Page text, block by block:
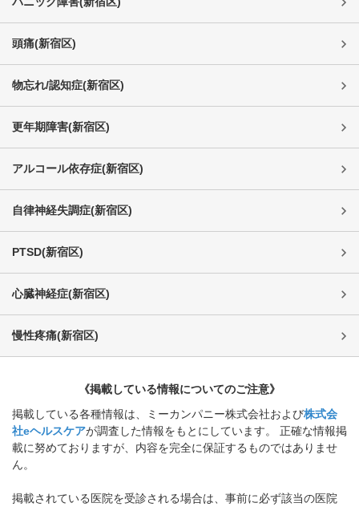
頭痛(新宿区)
物忘れ/認知症(新宿区)
更年期障害(新宿区)
アルコール依存症(新宿区)
自律神経失調症(新宿区)
PTSD(新宿区)
心臓神経症(新宿区)
慢性疼痛(新宿区)
《掲載している情報についてのご注意》
掲載している各種情報は、ミーカンパニー株式会社および株式会
社eヘルスケアが調査した情報をもとにしています。 正確な情報掲
載に努めておりますが、内容を完全に保証するものではありませ
ん。
掲載されている医院を受診される場合は、事前に必ず該当の医院